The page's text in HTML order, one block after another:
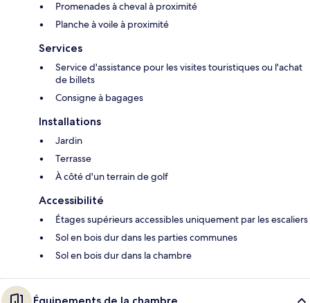
Promenades à cheval à proximité
Planche à voile à proximité
Services
Service d'assistance pour les visites touristiques ou l'achat
de billets
Consigne à bagages
Installations
Jardin
Terrasse
À côté d'un terrain de golf
Accessibilité
Étages supérieurs accessibles uniquement par les escaliers
Sol en bois dur dans les parties communes
Sol en bois dur dans la chambre